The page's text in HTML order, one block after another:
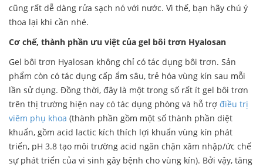
cũng rất dễ dàng rửa sạch nó với nước. Vì thế, bạn hãy chú ý
thoa lại khi cần nhé.
Cơ chế, thành phần ưu việt của gel bôi trơn Hyalosan
Gel bôi trơn Hyalosan không chỉ có tác dụng bôi trơn. Sản
phẩm còn có tác dụng cấp ẩm sâu, trẻ hóa vùng kín sau mỗi
lần sử dụng. Đồng thời, đây là một trong số rất ít gel bôi trơn
trên thị trường hiện nay có tác dụng phòng và hỗ trợ điều trị
viêm phụ khoa (thành phần gồm một số thành phần diệt
khuẩn, gồm acid lactic kích thích lợi khuẩn vùng kín phát
triển, pH 3.8 tạo môi trường acid ngăn chặn xâm nhập/ức chế
sự phát triển của vi sinh gây bệnh cho vùng kín). Bởi vậy, tăng